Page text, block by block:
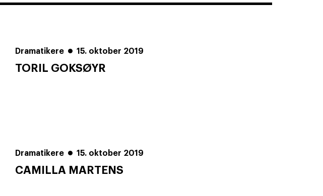
Dramatikere 15. oktober 2019
TORIL GOKSØYR
Dramatikere 15. oktober 2019
CAMILLA MARTENS